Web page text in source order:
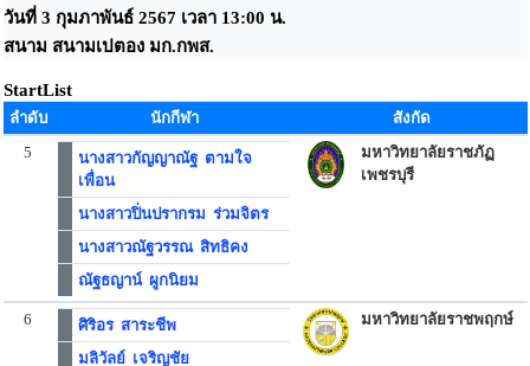
วันที่ 3 กุมภาพันธ์ 2567 เวลา 13:00 น.
สนาม สนามเปตอง มก.กพส.
StartList
ลำดับ นักกีฬา
สังกัด
5
นางสาวกัญญาณัฐ ตามใจ
เพื่อน
นางสาวปิ่นปรากรม ร่วมจิตร
นางสาวณัฐวรรณ สิทธิคง
ณัฐธญาน์ ผูกนิยม
มหาวิทยาลัยราชภัฏ
เพชรบุรี
6
ศิริอร สาระชีพ
มลิวัลย์ เจริญชัย
มหาวิทยาลัยราชพฤกษ์